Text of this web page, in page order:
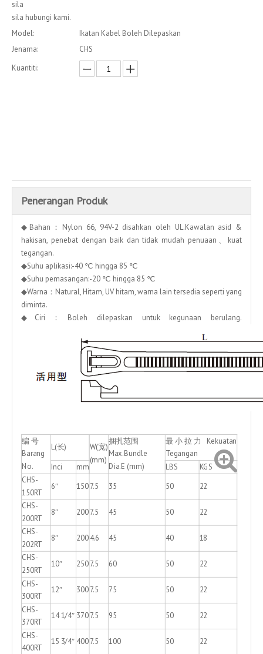
sila
sila hubungi kami.
Model:
Ikatan Kabel Boleh Dilepaskan
Jenama:
CHS
Kuantiti:
Penerangan Produk
◆Bahan：Nylon 66, 94V-2 disahkan oleh UL.Kawalan asid &
hakisan, penebat dengan baik dan tidak mudah penuaan、kuat
tegangan.
◆Suhu aplikasi:-40 ℃ hingga 85 ℃
◆Suhu pemasangan:-20 ℃ hingga 85 ℃
◆Warna：Natural, Hitam, UV hitam, warna lain tersedia seperti yang
diminta.
◆Ciri：Boleh dilepaskan untuk kegunaan berulang.
编 号
Barang
No.
L(长) W(宽)
(mm)
捆扎范围
Max.Bundle
Dia.E (mm)
最小拉力 Kekuatan
Tegangan
Inci
mm LBS
KGS
CHS-
150RT
6″ 150 7.5 35 50
22
CHS-
200RT
8″ 200 7.5 45 50
22
CHS-
202RT
8″ 200 4.6 45 40
18
CHS-
250RT
10″ 250 7.5 60 50 22
CHS-
300RT
12″ 300 7.5 75 50
22
CHS-
370RT
14 1/4″ 370 7.5 95 50
22
CHS-
400RT
15 3/4″ 400 7.5 100 50
22